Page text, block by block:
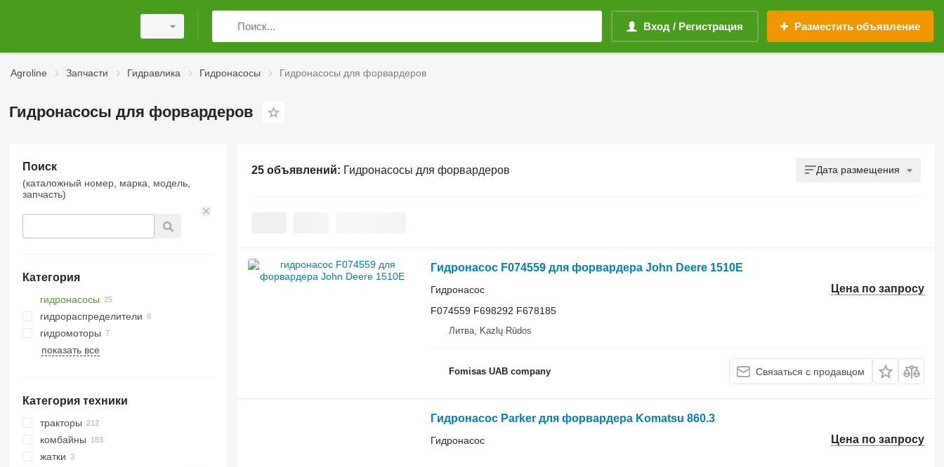
Вход / Регистрация Разместить объявление
Agroline Запчасти Гидравлика Гидронасосы Гидронасосы для форвардеров
Гидронасосы для форвардеров
Поиск
(каталожный номер, марка, модель,
запчасть)
Категория
гидронасосы
гидрораспределители
гидромоторы
показать все
Категория техники
тракторы
минитракторы
тракторы гусеничные
комбайны
хлопкоуборочные комбайны
жатки
25 объявлений: Гидронасосы для форвардеров Дата размещения
Гидронасос F074559 для форвардера John Deere 1510E
Цена по запросу
Гидронасос
F074559 F698292 F678185
Литва, Kazlų Rūdos
Fomisas UAB company Связаться с продавцом
Гидронасос Parker для форвардера Komatsu 860.3
Цена по запросу
Гидронасос